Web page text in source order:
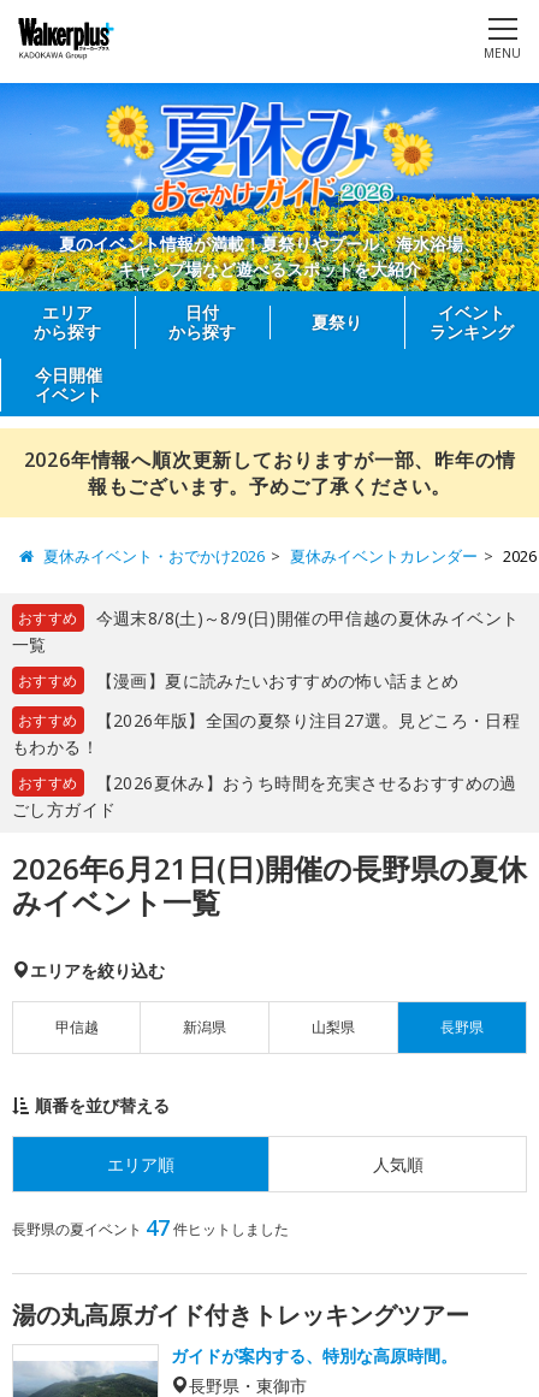
MENU
夏のイベント情報が満載！夏祭りやプール、海水浴場、
キャンプ場など遊べるスポットを大紹介
エリア
から探す
日付
から探す
夏祭り
イベント
ランキング
今日開催
イベント
2026年情報へ順次更新しておりますが一部、昨年の情
報もございます。予めご了承ください。
夏休みイベント・おでかけ2026 夏休みイベントカレンダー
おすすめ
今週末8/8(土)～8/9(日)開催の甲信越の夏休みイベント
一覧
おすすめ 【漫画】夏に読みたいおすすめの怖い話まとめ
おすすめ
【2026年版】全国の夏祭り注目27選。見どころ・日程
もわかる！
おすすめ
【2026夏休み】おうち時間を充実させるおすすめの過
ごし方ガイド
2026年6月21日(日)開催の長野県の夏休
みイベント一覧
エリアを絞り込む
甲信越 新潟県 山梨県 長野県
順番を並び替える
エリア順 人気順
長野県の夏イベント 47件ヒットしました
湯の丸高原ガイド付きトレッキングツアー
ガイドが案内する、特別な高原時間。
長野県・東御市